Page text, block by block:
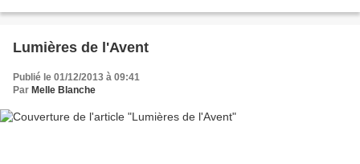
Lumières de l'Avent
Publié le 01/12/2013 à 09:41
Par Melle Blanche